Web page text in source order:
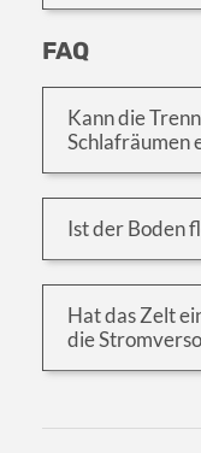
FAQ
Kann die
Schlafräumen
Ist der Boden
Hat das Zelt
die